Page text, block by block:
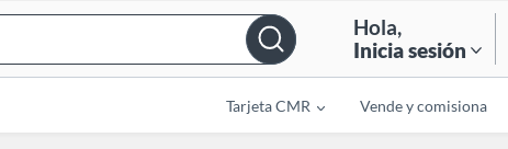
Bar
Hola,
Inicia sesión
Tarjeta CMR Vende y comisiona